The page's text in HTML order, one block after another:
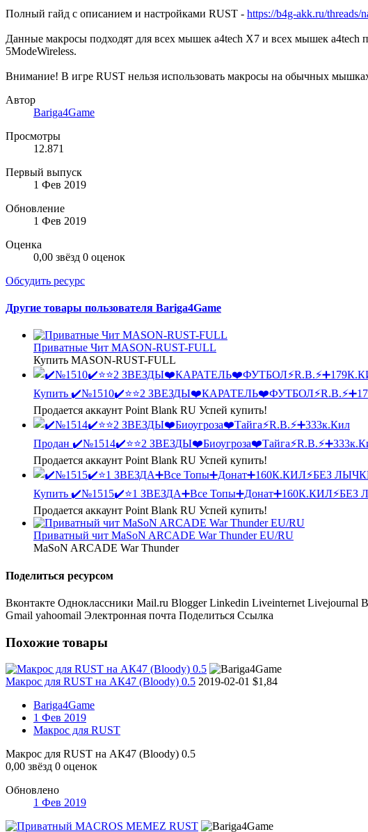
Полный гайд с описанием и настройками RUST - https://b4g-akk.ru/threads/
Данные макросы подходят для всех мышек a4tech X7 и всех мышек
5ModeWireless.
Внимание! В игре RUST нельзя использовать макросы на обычных
Автор
Bariga4Game
Просмотры
12.871
Первый выпуск
1 Фев 2019
Обновление
1 Фев 2019
Оценка
0,00 звёзд 0 оценок
Обсудить ресурс
Другие товары пользователя Bariga4Game
Приватные Чит MASON-RUST-FULL
Купить MASON-RUST-FULL
Купить ✔️№1510✔️⭐️⭐️2
Продается аккаунт Point Blank RU Успей купить!
Продан ✔️№1514✔️⭐️⭐️2
Продается аккаунт Point Blank RU Успей купить!
Купить ✔️№1515✔️⭐️1 ЗВЕЗДА➕Все Топы➕Донат➕160К.КИЛ⚡БЕЗ
Продается аккаунт Point Blank RU Успей купить!
Приватный чит MaSoN ARCADE War Thunder EU/RU
MaSoN ARCADE War Thunder
Поделиться ресурсом
Вконтакте Одноклассники Mail.ru Blogger Linkedin Liveinternet Livejournal
Gmail yahoomail Электронная почта Поделиться Ссылка
Похожие товары
Макрос для RUST на АК47 (Bloody) 0.5 2019-02-01 $1,84
Bariga4Game
1 Фев 2019
Макрос для RUST
Макрос для RUST на АК47 (Bloody) 0.5
0,00 звёзд 0 оценок
Обновлено
1 Фев 2019